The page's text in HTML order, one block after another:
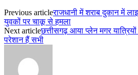
Previous articleराजधानी में शराब दुकान में
युवकों पर चाकू से हमला
Next articleछत्तीसगढ़ आया प्लेन मगर
परेशान हैं सभी